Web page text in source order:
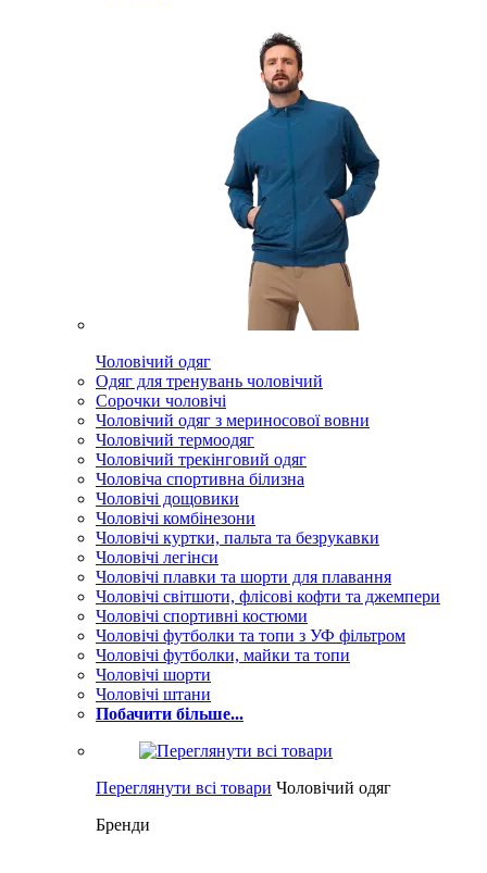
Чоловічий одяг
Одяг для тренувань чоловічий
Сорочки чоловічі
Чоловічий одяг з мериносової вовни
Чоловічий термоодяг
Чоловічий трекінговий одяг
Чоловіча спортивна білизна
Чоловічі дощовики
Чоловічі комбінезони
Чоловічі куртки, пальта та безрукавки
Чоловічі легінси
Чоловічі плавки та шорти для плавання
Чоловічі світшоти, флісові кофти та джемпери
Чоловічі спортивні костюми
Чоловічі футболки та топи з УФ фільтром
Чоловічі футболки, майки та топи
Чоловічі шорти
Чоловічі штани
Побачити більше...
Переглянути всі товари Чоловічий одяг
Бренди